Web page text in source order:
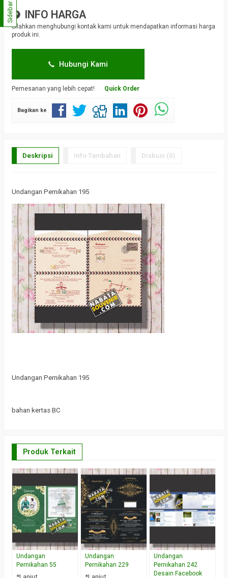
INFO HARGA
Silahkan menghubungi kontak kami untuk mendapatkan informasi harga
produk ini.
Hubungi Kami
Pemesanan yang lebih cepat! Quick Order
Bagikan ke
Deskripsi Info Tambahan Diskusi (0)
Undangan Pernikahan 195
Undangan Pernikahan 195
bahan kertas BC
Produk Terkait
Undangan
Pernikahan 55
Undangan
Pernikahan 229
Undangan
Pernikahan 242
Desain Facebook
Sidebar